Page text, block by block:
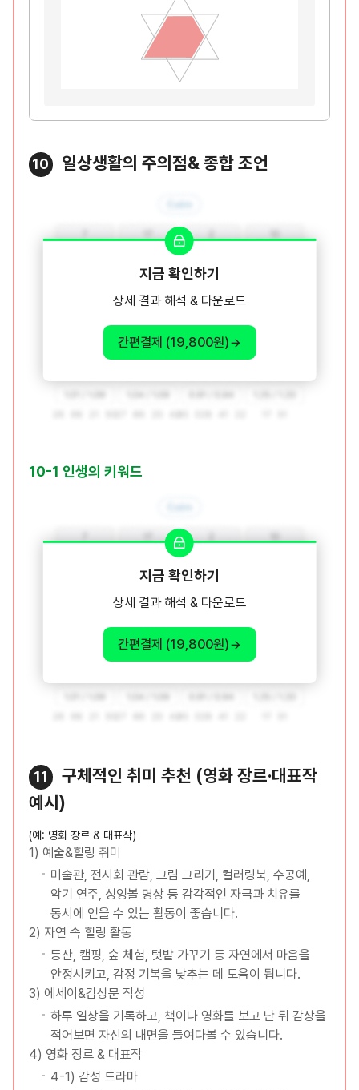
10 일상생활의 주의점& 종합 조언
지금 확인하기
상세 결과 해석 & 다운로드
간편결제 (19,800원)
10-1 인생의 키워드
지금 확인하기
상세 결과 해석 & 다운로드
간편결제 (19,800원)
11
구체적인 취미 추천 (영화 장르·대표작
예시)
(예: 영화 장르 & 대표작)
1) 예술&힐링 취미
미술관, 전시회 관람, 그림 그리기, 컬러링북, 수공예,
악기 연주, 싱잉볼 명상 등 감각적인 자극과 치유를
동시에 얻을 수 있는 활동이 좋습니다.
2) 자연 속 힐링 활동
등산, 캠핑, 숲 체험, 텃밭 가꾸기 등 자연에서 마음을
안정시키고, 감정 기복을 낮추는 데 도움이 됩니다.
3) 에세이&감상문 작성
하루 일상을 기록하고, 책이나 영화를 보고 난 뒤 감상을
적어보면 자신의 내면을 들여다볼 수 있습니다.
4) 영화 장르 & 대표작
4-1) 감성 드라마